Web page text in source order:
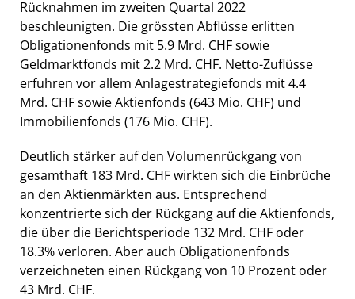
Rücknahmen im zweiten Quartal 2022
beschleunigten. Die grössten Abflüsse erlitten
Obligationenfonds mit 5.9 Mrd. CHF sowie
Geldmarktfonds mit 2.2 Mrd. CHF. Netto-Zuflüsse
erfuhren vor allem Anlagestrategiefonds mit 4.4
Mrd. CHF sowie Aktienfonds (643 Mio. CHF) und
Immobilienfonds (176 Mio. CHF).
Deutlich stärker auf den Volumenrückgang von
gesamthaft 183 Mrd. CHF wirkten sich die Einbrüche
an den Aktienmärkten aus. Entsprechend
konzentrierte sich der Rückgang auf die Aktienfonds,
die über die Berichtsperiode 132 Mrd. CHF oder
18.3% verloren. Aber auch Obligationenfonds
verzeichneten einen Rückgang von 10 Prozent oder
43 Mrd. CHF.